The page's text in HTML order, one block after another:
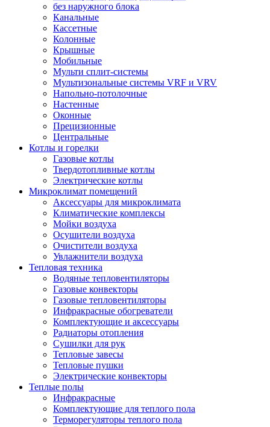
без наружного блока
Канальные
Кассетные
Колонные
Крышные
Мобильные
Мульти сплит-системы
Мультизональные системы VRF и VRV
Напольно-потолочные
Настенные
Оконные
Прецизионные
Центральные
Котлы и горелки
Газовые котлы
Твердотопливные котлы
Электрические котлы
Микроклимат помещений
Аксессуары для микроклимата
Климатические комплексы
Мойки воздуха
Осушители воздуха
Очистители воздуха
Увлажнители воздуха
Тепловая техника
Водяные тепловентиляторы
Газовые конвекторы
Газовые тепловентиляторы
Инфракрасные обогреватели
Комплектующие и аксессуары
Радиаторы отопления
Сушилки для рук
Тепловые завесы
Тепловые пушки
Электрические конвекторы
Теплые полы
Инфракрасные
Комплектующие для теплого пола
Терморегуляторы теплого пола